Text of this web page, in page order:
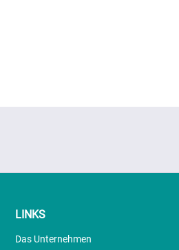
LINKS
Das Unternehmen